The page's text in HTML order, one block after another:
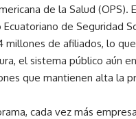
de la Salud (OPS).
de Seguridad
millones de afiliados, lo
el sistema público aún
que mantienen alta la
cada vez más